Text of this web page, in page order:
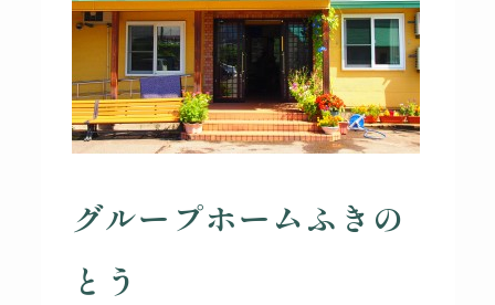
グループホームふきの
とう